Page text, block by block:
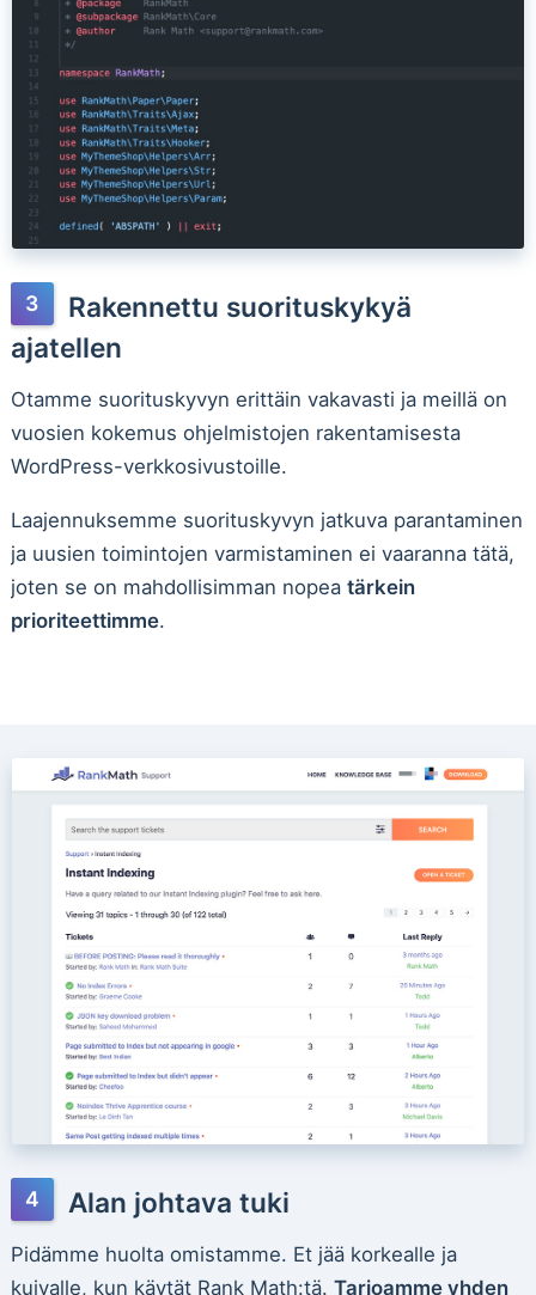
Rakennettu suorituskykyä
ajatellen
Otamme suorituskyvyn erittäin vakavasti ja meillä on
vuosien kokemus ohjelmistojen rakentamisesta
WordPress-verkkosivustoille.
Laajennuksemme suorituskyvyn jatkuva parantaminen
ja uusien toimintojen varmistaminen ei vaaranna tätä,
joten se on mahdollisimman nopea tärkein
prioriteettimme.
Alan johtava tuki
Pidämme huolta omistamme. Et jää korkealle ja
kuivalle, kun käytät Rank Math:tä. Tarjoamme yhden